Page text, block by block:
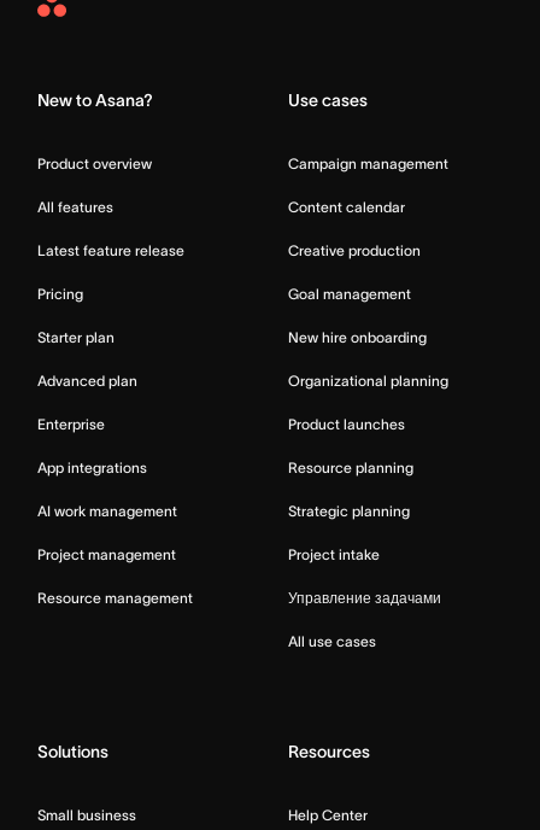
Asana
New to Asana?
Product overview
All features
Latest feature release
Pricing
Starter plan
Advanced plan
Enterprise
App integrations
AI work management
Project management
Resource management
Use cases
Campaign management
Content calendar
Creative production
Goal management
New hire onboarding
Organizational planning
Product launches
Resource planning
Strategic planning
Project intake
Управление задачами
All use cases
Solutions
Small business
Resources
Help Center